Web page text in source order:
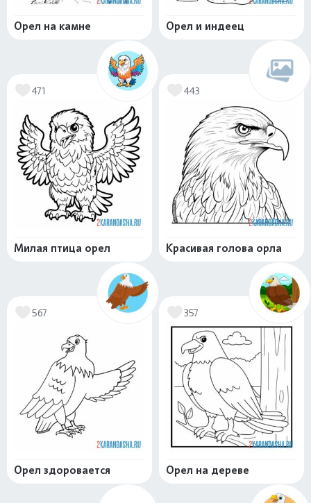
Орел на камне Орел и индеец
471
Милая птица орел
443
Красивая голова орла
567
Орел здоровается
357
Орел на дереве